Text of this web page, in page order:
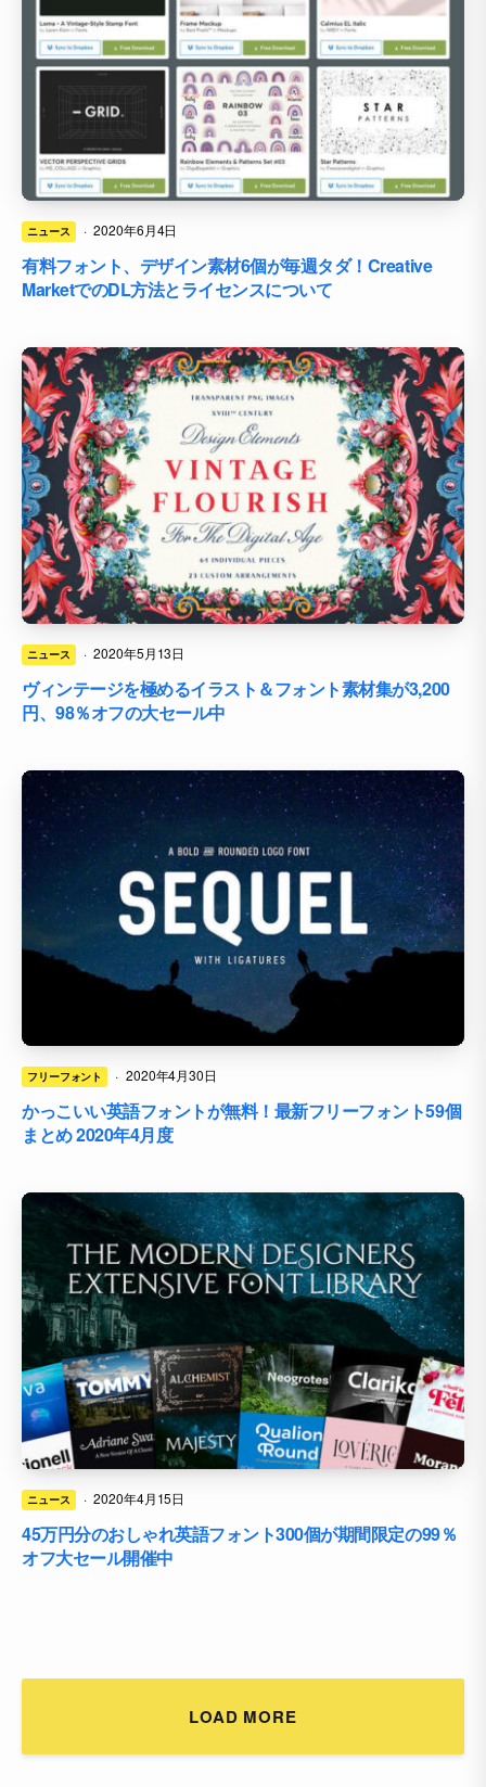
ニュース · 2020年6月4日
有料フォント、デザイン素材6個が毎週タダ！Creative
MarketでのDL方法とライセンスについて
ニュース · 2020年5月13日
ヴィンテージを極めるイラスト＆フォント素材集が3,200
円、98％オフの大セール中
フリーフォント · 2020年4月30日
かっこいい英語フォントが無料！最新フリーフォント59個
まとめ 2020年4月度
ニュース · 2020年4月15日
45万円分のおしゃれ英語フォント300個が期間限定の99％
オフ大セール開催中
LOAD MORE